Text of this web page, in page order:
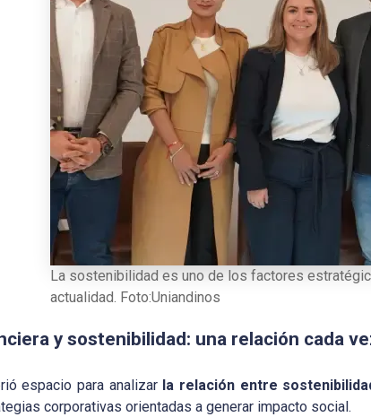
La sostenibilidad es uno de los factores
actualidad. Foto:Uniandinos
y sostenibilidad: una relación cada
espacio para analizar la relación entre
corporativas orientadas a generar impacto social.